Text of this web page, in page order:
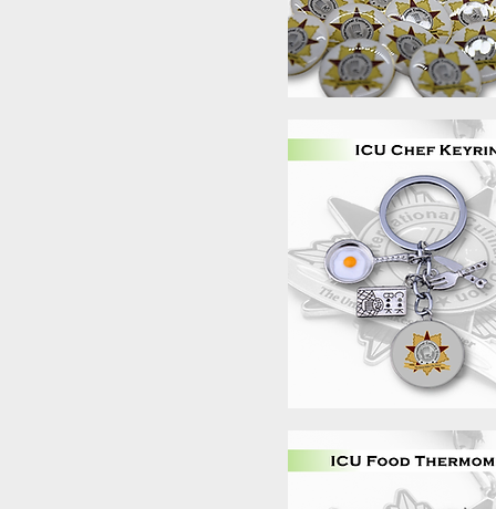
Бърз преглед
Бърз преглед